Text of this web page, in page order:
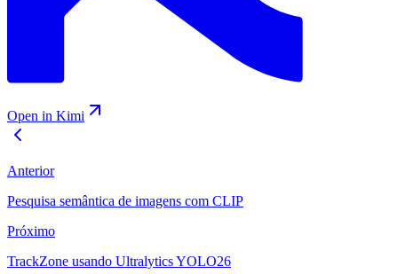
Open in Kimi
Anterior
Pesquisa semântica de imagens com CLIP
Próximo
TrackZone usando Ultralytics YOLO26